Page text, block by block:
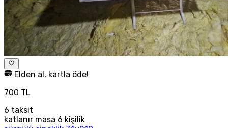
Elden al, kartla öde!
700 TL
6 taksit
katlanır masa 6 kişilik